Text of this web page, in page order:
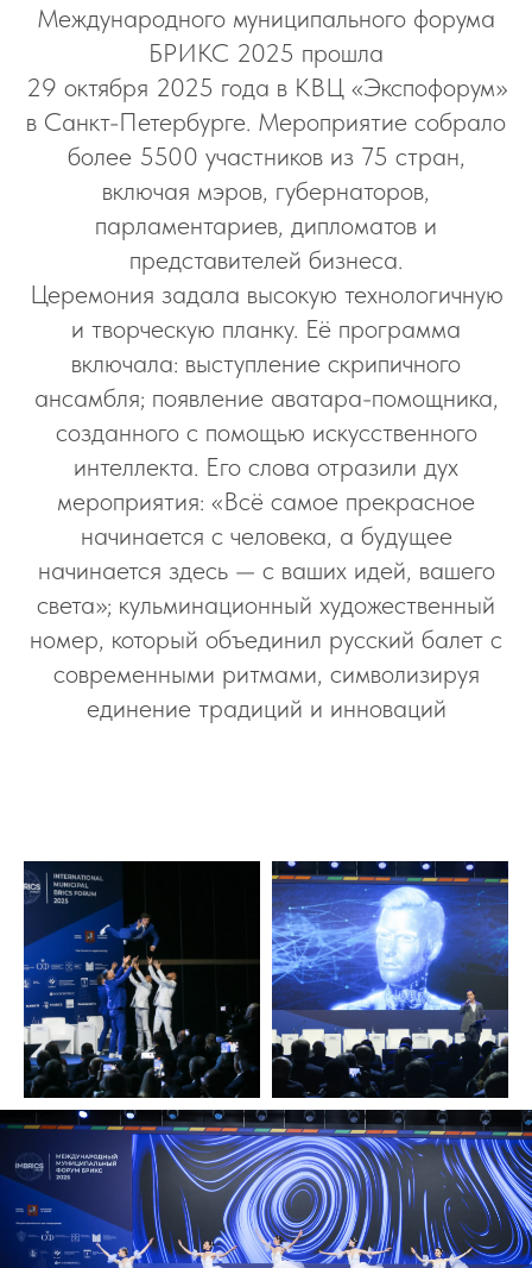
Международного муниципального форума
БРИКС 2025 прошла
29 октября 2025 года в КВЦ «Экспофорум»
в Санкт-Петербурге. Мероприятие собрало
более 5500 участников из 75 стран,
включая мэров, губернаторов,
парламентариев, дипломатов и
представителей бизнеса.
Церемония задала высокую технологичную
и творческую планку. Её программа
включала: выступление скрипичного
ансамбля; появление аватара-помощника,
созданного с помощью искусственного
интеллекта. Его слова отразили дух
мероприятия: «Всё самое прекрасное
начинается с человека, а будущее
начинается здесь — с ваших идей, вашего
света»; кульминационный художественный
номер, который объединил русский балет с
современными ритмами, символизируя
единение традиций и инноваций